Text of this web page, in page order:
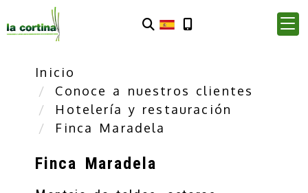
Inicio
Conoce a nuestros clientes
Hotelería y restauración
Finca Maradela
Finca Maradela